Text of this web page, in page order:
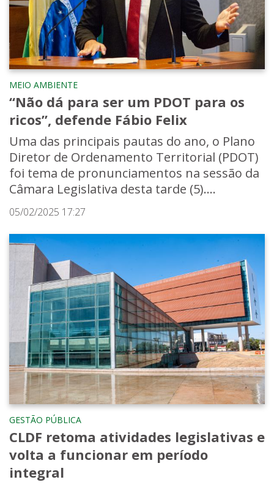
MEIO AMBIENTE
“Não dá para ser um PDOT para os
ricos”, defende Fábio Felix
Uma das principais pautas do ano, o Plano
Diretor de Ordenamento Territorial (PDOT)
foi tema de pronunciamentos na sessão da
Câmara Legislativa desta tarde (5)....
05/02/2025 17:27
GESTÃO PÚBLICA
CLDF retoma atividades legislativas e
volta a funcionar em período
integral